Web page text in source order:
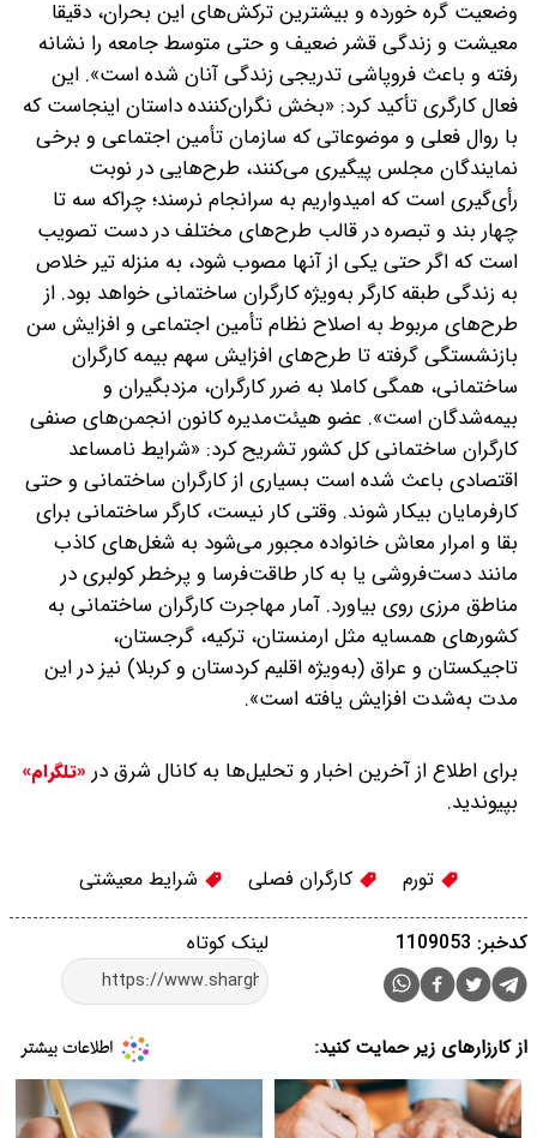
وضعیت گره خورده و بیشترین ترکش‌های این بحران، دقیقا
معیشت و زندگی قشر ضعیف و حتی متوسط جامعه را نشانه
رفته و باعث فروپاشی تدریجی زندگی آنان شده است‌». این
فعال کارگری تأکید کرد: «بخش نگران‌کننده داستان اینجاست که
با روال فعلی و موضوعاتی که سازمان تأمین اجتماعی و برخی
نمایندگان مجلس پیگیری می‌کنند، طرح‌هایی در نوبت
رأی‌گیری است که امیدواریم به سرانجام نرسند؛ چرا‌که سه تا
چهار بند و تبصره در قالب طرح‌های مختلف در دست تصویب
است که اگر حتی یکی از آنها مصوب شود، به منزله‌ تیر خلاص
به زندگی طبقه کارگر به‌ویژه کارگران ساختمانی خواهد بود. از
طرح‌های مربوط به اصلاح نظام تأمین اجتماعی و افزایش سن
بازنشستگی گرفته تا طرح‌های افزایش سهم بیمه کارگران
ساختمانی، همگی کاملا به ضرر کارگران، مزدبگیران و
بیمه‌شدگان است‌». عضو هیئت‌مدیره کانون انجمن‌های صنفی
کارگران ساختمانی کل کشور تشریح کرد: «شرایط نامساعد
اقتصادی باعث شده است ‌بسیاری از کارگران ساختمانی و حتی
کارفرمایان بیکار شوند. وقتی کار نیست، کارگر ساختمانی برای
بقا و امرار معاش خانواده‌ مجبور می‌شود به شغل‌های کاذب
مانند دست‌فروشی یا به کار طاقت‌فرسا و پرخطر کولبری در
مناطق مرزی روی بیاورد. آمار مهاجرت کارگران ساختمانی به
کشورهای همسایه مثل ارمنستان، ترکیه، گرجستان،
تاجیکستان و عراق (به‌ویژه اقلیم کردستان و کربلا) نیز در این
مدت به‌شدت افزایش یافته است‌».
برای اطلاع از آخرین اخبار و تحلیل‌ها به کانال شرق در «تلگرام»
بپیوندید.
تورم کارگران فصلی شرایط معیشتی
لینک کوتاه کدخبر: 1109053
از کارزارهای زیر حمایت کنید: